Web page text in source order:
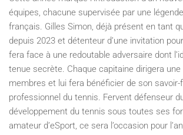
équipes, chacune supervisée par une
français. Gilles Simon, déjà présent en tant
depuis 2023 et détenteur d’une invitation
fera face à une redoutable adversaire dont
tenue secrète. Chaque capitaine dirigera une
membres et lui fera bénéficier de son savoir-
professionnel du tennis. Fervent défenseur
développement du tennis sous toutes ses
amateur d’eSport, ce sera l’occasion pour